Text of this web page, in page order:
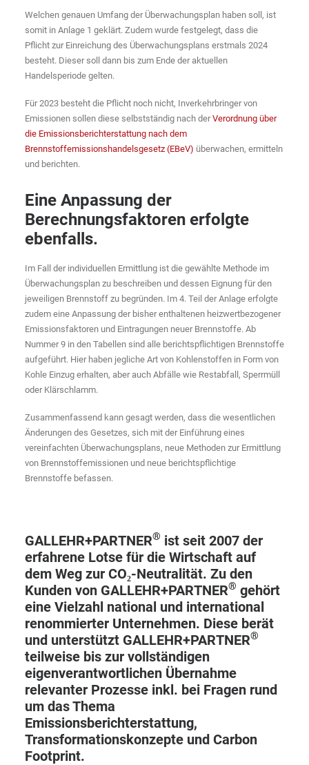
Welchen genauen Umfang der Überwachungsplan haben soll, ist
somit in Anlage 1 geklärt. Zudem wurde festgelegt, dass die
Pflicht zur Einreichung des Überwachungsplans erstmals 2024
besteht. Dieser soll dann bis zum Ende der aktuellen
Handelsperiode gelten.
Für 2023 besteht die Pflicht noch nicht, Inverkehrbringer von
Emissionen sollen diese selbstständig nach derVerordnung über
die Emissionsberichterstattung nach dem
Brennstoffemissionshandelsgesetz (EBeV) überwachen, ermitteln
und berichten.
Eine Anpassung der
Berechnungsfaktoren erfolgte
ebenfalls.
Im Fall der individuellen Ermittlung ist die gewählte Methode im
Überwachungsplan zu beschreiben und dessen Eignung für den
jeweiligen Brennstoff zu begründen. Im 4. Teil der Anlage erfolgte
zudem eine Anpassung der bisher enthaltenen heizwertbezogener
Emissionsfaktoren und Eintragungen neuer Brennstoffe. Ab
Nummer 9 in den Tabellen sind alle berichtspflichtigen Brennstoffe
aufgeführt. Hier haben jegliche Art von Kohlenstoffen in Form von
Kohle Einzug erhalten, aber auch Abfälle wie Restabfall, Sperrmüll
oder Klärschlamm.
Zusammenfassend kann gesagt werden, dass die wesentlichen
Änderungen des Gesetzes, sich mit der Einführung eines
vereinfachten Überwachungsplans, neue Methoden zur Ermittlung
von Brennstoffemissionen und neue berichtspflichtige
Brennstoffe befassen.
GALLEHR+PARTNER® ist seit 2007 der
erfahrene Lotse für die Wirtschaft auf
dem Weg zur CO₂-Neutralität. Zu den
Kunden von GALLEHR+PARTNER® gehört
eine Vielzahl national und international
renommierter Unternehmen. Diese berät
und unterstützt GALLEHR+PARTNER®
teilweise bis zur vollständigen
eigenverantwortlichen Übernahme
relevanter Prozesse inkl. bei Fragen rund
um das Thema
Emissionsberichterstattung,
Transformationskonzepte und Carbon
Footprint.